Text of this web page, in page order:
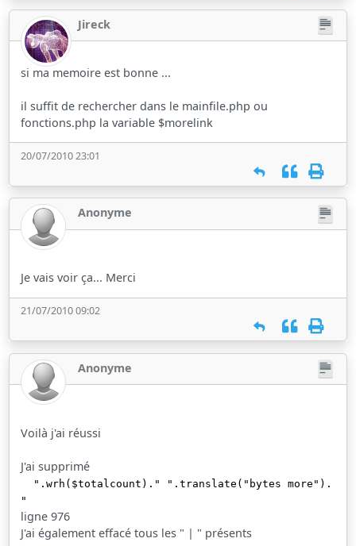
Jireck
si ma memoire est bonne ...
il suffit de rechercher dans le mainfile.php ou
fonctions.php la variable $morelink
20/07/2010 23:01
Anonyme
Je vais voir ça... Merci
21/07/2010 09:02
Anonyme
Voilà j'ai réussi
J'ai supprimé
".wrh($totalcount)." ".translate("bytes more").
"
ligne 976
J'ai également effacé tous les " | " présents